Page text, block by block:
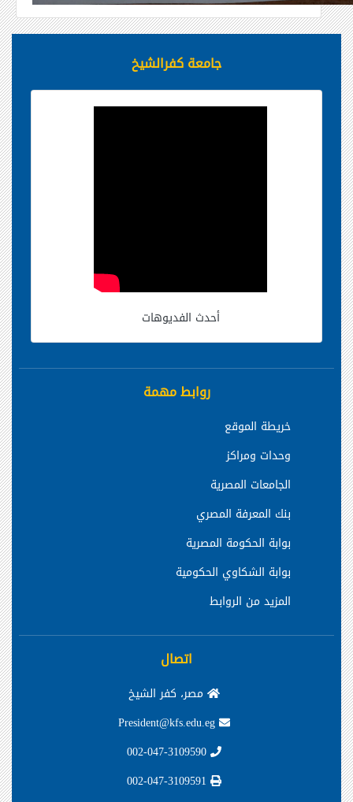
جامعة كفرالشيخ
أحدث الفديوهات
روابط مهمة
خريطة الموقع
وحدات ومراكز
الجامعات المصرية
بنك المعرفة المصري
بوابة الحكومة المصرية
بوابة الشكاوي الحكومية
المزيد من الروابط
اتصال
مصر، كفر الشيخ